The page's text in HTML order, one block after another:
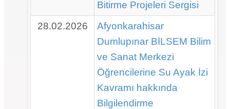
Bitirme Projeleri Sergisi
28.02.2026
Afyonkarahisar
Dumlupınar BİLSEM Bilim
ve Sanat Merkezi
Öğrencilerine Su Ayak İzi
Kavramı hakkında
Bilgilendirme